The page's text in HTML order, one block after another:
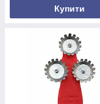
Купити